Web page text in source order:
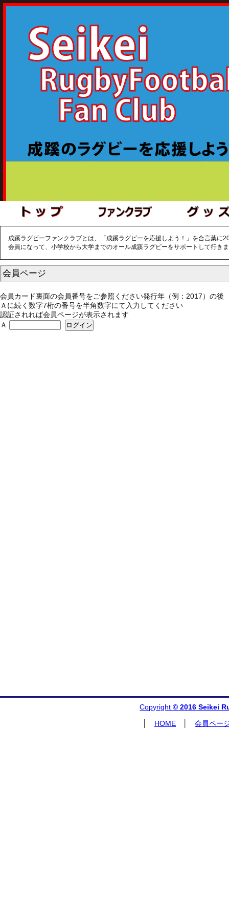
成蹊ラグビーファンクラブとは、「成蹊ラグビーを応援しよう！」を合言葉に
会員になって、小学校から大学までのオール成蹊ラグビーをサポートして行き
会員ページ
会員カード裏面の会員番号をご参照ください発行年（例：2017）の後
Ａに続く数字7桁の番号を半角数字にて入力してください
認証されれば会員ページが表示されます
Ａ
Copyright© 2016 Seikei
HOME 会員ペー